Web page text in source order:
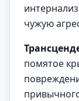
чужую
помятое